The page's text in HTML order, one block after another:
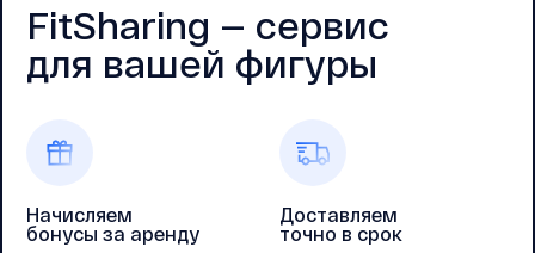
FitSharing — cервис
для вашей фигуры
Начисляем
бонусы за аренду
Доставляем
точно в срок